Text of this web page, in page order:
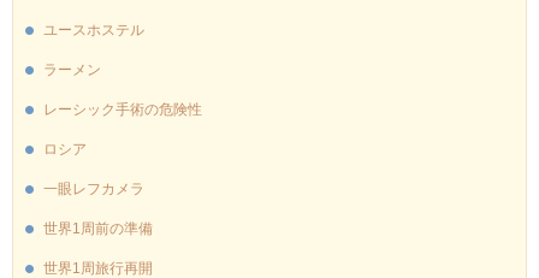
ユースホステル
ラーメン
レーシック手術の危険性
ロシア
一眼レフカメラ
世界1周前の準備
世界1周旅行再開